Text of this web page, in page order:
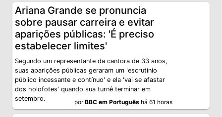
Ariana Grande se pronuncia
sobre pausar carreira e evitar
aparições públicas: 'É preciso
estabelecer limites'
Segundo um representante da cantora de 33 anos,
suas aparições públicas geraram um 'escrutínio
público incessante e contínuo' e ela 'vai se afastar
dos holofotes' quando sua turnê terminar em
setembro.
porBBC em Português há 61 horas